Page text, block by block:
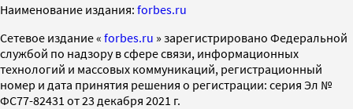
Наименование издания: forbes.ru
Cетевое издание « forbes.ru » зарегистрировано Федеральной
службой по надзору в сфере связи, информационных
технологий и массовых коммуникаций, регистрационный
номер и дата принятия решения о регистрации: серия Эл №
ФС77-82431 от 23 декабря 2021 г.